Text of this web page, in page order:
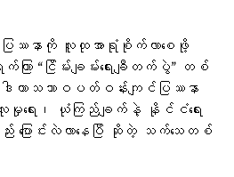
ြဿနာကို လူထုအာရုံစိုက်လာစေဖို့
က်ကြာ “ငြိမ်းချမ်းရေးချီတက်ပွဲ” တစ်
ာသဘာဝပတ်ဝန်းကျင်ပြဿနာ
ေး၊ ယုံကြည်ချက်နဲ့ နိုင်ငံရေး
း ပြောင်းလဲလာနေပြီ ဆိုတဲ့ သက်သေတစ်